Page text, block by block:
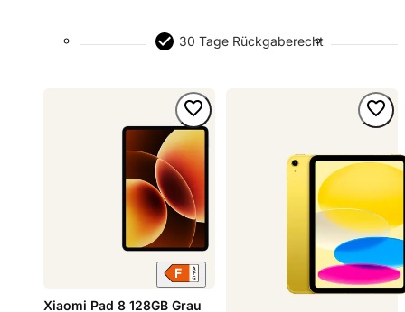
30 Tage Rückgaberecht
Xiaomi Pad 8 128GB Grau